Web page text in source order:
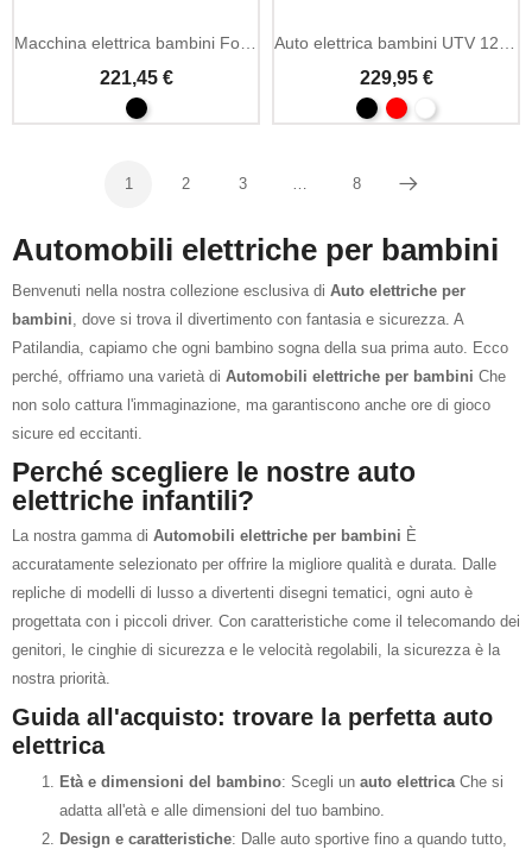
221,45 € 229,95 €
1 2 3 … 8
Successivo
Automobili elettriche per bambini
Benvenuti nella nostra collezione esclusiva di Auto elettriche per
bambini , dove si trova il divertimento con fantasia e sicurezza. A
Patilandia, capiamo che ogni bambino sogna della sua prima auto. Ecco
perché, offriamo una varietà di Automobili elettriche per bambini Che
non solo cattura l'immaginazione, ma garantiscono anche ore di gioco
sicure ed eccitanti.
Perché scegliere le nostre auto
elettriche infantili?
La nostra gamma di Automobili elettriche per bambini È
accuratamente selezionato per offrire la migliore qualità e durata. Dalle
repliche di modelli di lusso a divertenti disegni tematici, ogni auto è
progettata con i piccoli driver. Con caratteristiche come il telecomando dei
genitori, le cinghie di sicurezza e le velocità regolabili, la sicurezza è la
nostra priorità.
Guida all'acquisto: trovare la perfetta auto
elettrica
Età e dimensioni del bambino: Scegli un auto elettrica Che si
adatta all'età e alle dimensioni del tuo bambino.
Design e caratteristiche: Dalle auto sportive fino a quando tutto,